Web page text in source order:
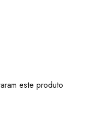
este produto